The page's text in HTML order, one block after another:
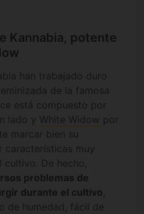
Kannabia, potente
han trabajado duro
de la famosa
está compuesto por
lado y White Widow por
marcar bien su
características muy
cultivo. De hecho,
problemas de
durante el cultivo,
de humedad, fácil de